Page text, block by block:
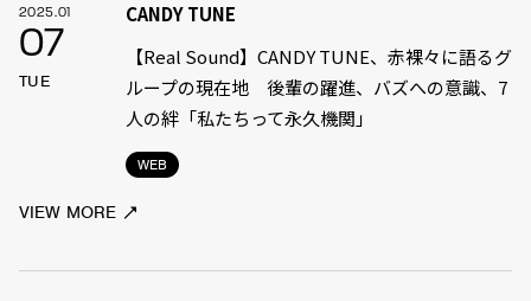
2025.01
07
TUE
WEB
CANDY TUNE
【Real Sound】CANDY TUNE、赤裸々に語るグ
ループの現在地 後輩の躍進、バズへの意識、7
人の絆「私たちって永久機関」
VIEW MORE